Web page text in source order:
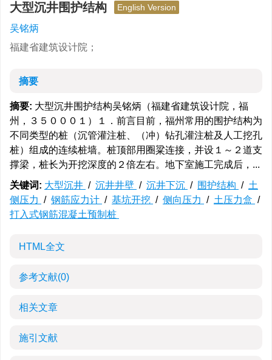
大型沉井围护结构 English Version
吴铭炳
福建省建筑设计院；
摘要
摘要: 大型沉井围护结构吴铭炳（福建省建筑设计院，福
州，３５０００１）１．前言目前，福州常用的围护结构为
不同类型的桩（沉管灌注桩、（冲）钻孔灌注桩及人工挖孔
桩）组成的连续桩墙。桩顶部用圈粱连接，并设１～２道支
撑梁，桩长为开挖深度的２倍左右。地下室施工完成后，...
关键词: 大型沉井 / 沉井井壁 / 沉井下沉 / 围护结构 / 土
侧压力 / 钢筋应力计 / 基坑开挖 / 侧向压力 / 土压力盒 /
打入式钢筋混凝土预制桩
HTML全文
参考文献(0)
相关文章
施引文献